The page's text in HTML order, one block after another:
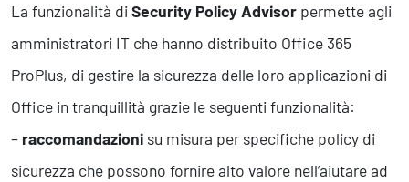
Assistenza Ambientale
Sicurezza Alimentare
La funzionalità di Security Policy Advisor permette agli
amministratori IT che hanno distribuito Office 365
ProPlus, di gestire la sicurezza delle loro applicazioni di
Office in tranquillità grazie le seguenti funzionalità:
– raccomandazioni su misura per specifiche policy di
sicurezza che possono fornire alto valore nell’aiutare ad